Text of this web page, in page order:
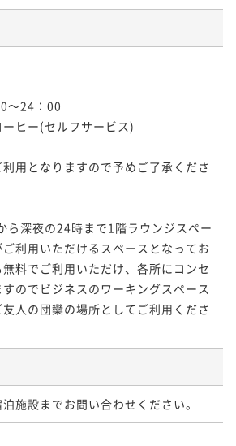
¥ 14,694 ~
プラン】ゆっくりステイに最適＜
事前決済可
IN 14:00 - 24:00 OUT13:00
2名 ¥ 15,624 ~
～24：00
ヒー(セルフサービス)
用となりますので予めご了承くださ
ら深夜の24時まで1階ラウンジスペー
利用いただけるスペースとなってお
料でご利用いただけ、各所にコンセ
のでビジネスのワーキングスペース
人の団欒の場所としてご利用くださ
施設までお問い合わせください。